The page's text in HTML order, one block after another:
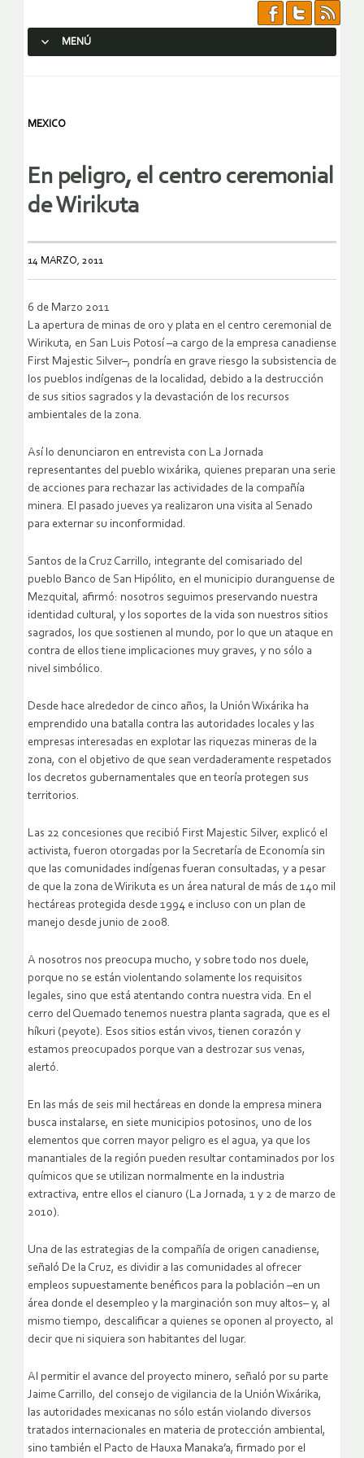
MENÚ
MEXICO
En peligro, el centro ceremonial
de Wirikuta
14 MARZO, 2011
6 de Marzo 2011
La apertura de minas de oro y plata en el centro ceremonial de
Wirikuta, en San Luis Potosí –a cargo de la empresa canadiense
First Majestic Silver–, pondría en grave riesgo la subsistencia de
los pueblos indígenas de la localidad, debido a la destrucción
de sus sitios sagrados y la devastación de los recursos
ambientales de la zona.
Así lo denunciaron en entrevista con La Jornada
representantes del pueblo wixárika, quienes preparan una serie
de acciones para rechazar las actividades de la compañía
minera. El pasado jueves ya realizaron una visita al Senado
para externar su inconformidad.
Santos de la Cruz Carrillo, integrante del comisariado del
pueblo Banco de San Hipólito, en el municipio duranguense de
Mezquital, afirmó: nosotros seguimos preservando nuestra
identidad cultural, y los soportes de la vida son nuestros sitios
sagrados, los que sostienen al mundo, por lo que un ataque en
contra de ellos tiene implicaciones muy graves, y no sólo a
nivel simbólico.
Desde hace alrededor de cinco años, la Unión Wixárika ha
emprendido una batalla contra las autoridades locales y las
empresas interesadas en explotar las riquezas mineras de la
zona, con el objetivo de que sean verdaderamente respetados
los decretos gubernamentales que en teoría protegen sus
territorios.
Las 22 concesiones que recibió First Majestic Silver, explicó el
activista, fueron otorgadas por la Secretaría de Economía sin
que las comunidades indígenas fueran consultadas, y a pesar
de que la zona de Wirikuta es un área natural de más de 140 mil
hectáreas protegida desde 1994 e incluso con un plan de
manejo desde junio de 2008.
A nosotros nos preocupa mucho, y sobre todo nos duele,
porque no se están violentando solamente los requisitos
legales, sino que está atentando contra nuestra vida. En el
cerro del Quemado tenemos nuestra planta sagrada, que es el
híkuri (peyote). Esos sitios están vivos, tienen corazón y
estamos preocupados porque van a destrozar sus venas,
alertó.
En las más de seis mil hectáreas en donde la empresa minera
busca instalarse, en siete municipios potosinos, uno de los
elementos que corren mayor peligro es el agua, ya que los
manantiales de la región pueden resultar contaminados por los
químicos que se utilizan normalmente en la industria
extractiva, entre ellos el cianuro (La Jornada, 1 y 2 de marzo de
2010).
Una de las estrategias de la compañía de origen canadiense,
señaló De la Cruz, es dividir a las comunidades al ofrecer
empleos supuestamente benéficos para la población –en un
área donde el desempleo y la marginación son muy altos– y, al
mismo tiempo, descalificar a quienes se oponen al proyecto, al
decir que ni siquiera son habitantes del lugar.
Al permitir el avance del proyecto minero, señaló por su parte
Jaime Carrillo, del consejo de vigilancia de la Unión Wixárika,
las autoridades mexicanas no sólo están violando diversos
tratados internacionales en materia de protección ambiental,
sino también el Pacto de Hauxa Manaka’a, firmado por el